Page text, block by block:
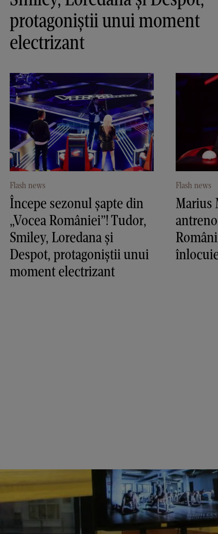
protagoniştii unui moment
electrizant
Flash news
Începe sezonul şapte din
„Vocea României”! Tudor,
Smiley, Loredana şi
Despot, protagoniştii unui
moment electrizant
Flash news
Marius